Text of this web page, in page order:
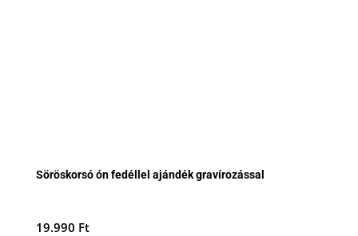
Söröskorsó ón fedéllel ajándék gravírozással
19.990 Ft